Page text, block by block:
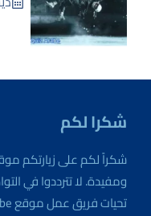
شكرا لكم
شكراً لكم على زيارتكم
ومفيدة. لا تترددوا في
تحيات فريق عمل موقع Quiz Arabe.